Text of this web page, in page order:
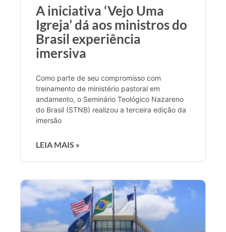
A iniciativa ‘Vejo Uma
Igreja’ dá aos ministros do
Brasil experiência
imersiva
Como parte de seu compromisso com
treinamento de ministério pastoral em
andamento, o Seminário Teológico Nazareno
do Brasil (STNB) realizou a terceira edição da
imersão
LEIA MAIS »